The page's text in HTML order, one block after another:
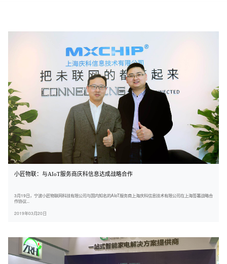
小匠物联：与AIoT服务商庆科信息达成战略合作
3月19日，宁波小匠物联网科技有限公司与国内知名的AIoT服务商上海庆科信息技术有限公司在上海签署战略合
作协议...
2019年03月20日